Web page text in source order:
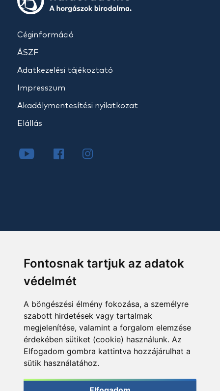
Fontosnak tartjuk az adatok
védelmét
A böngészési élmény fokozása, a személyre
szabott hirdetések vagy tartalmak
megjelenítése, valamint a forgalom elemzése
érdekében sütiket (cookie) használunk. Az
Elfogadom gombra kattintva hozzájárulhat a
sütik használatához.
Céginformáció
ÁSZF
Adatkezelési tájékoztató
Impresszum
Akadálymentesítési nyilatkozat
Elállás